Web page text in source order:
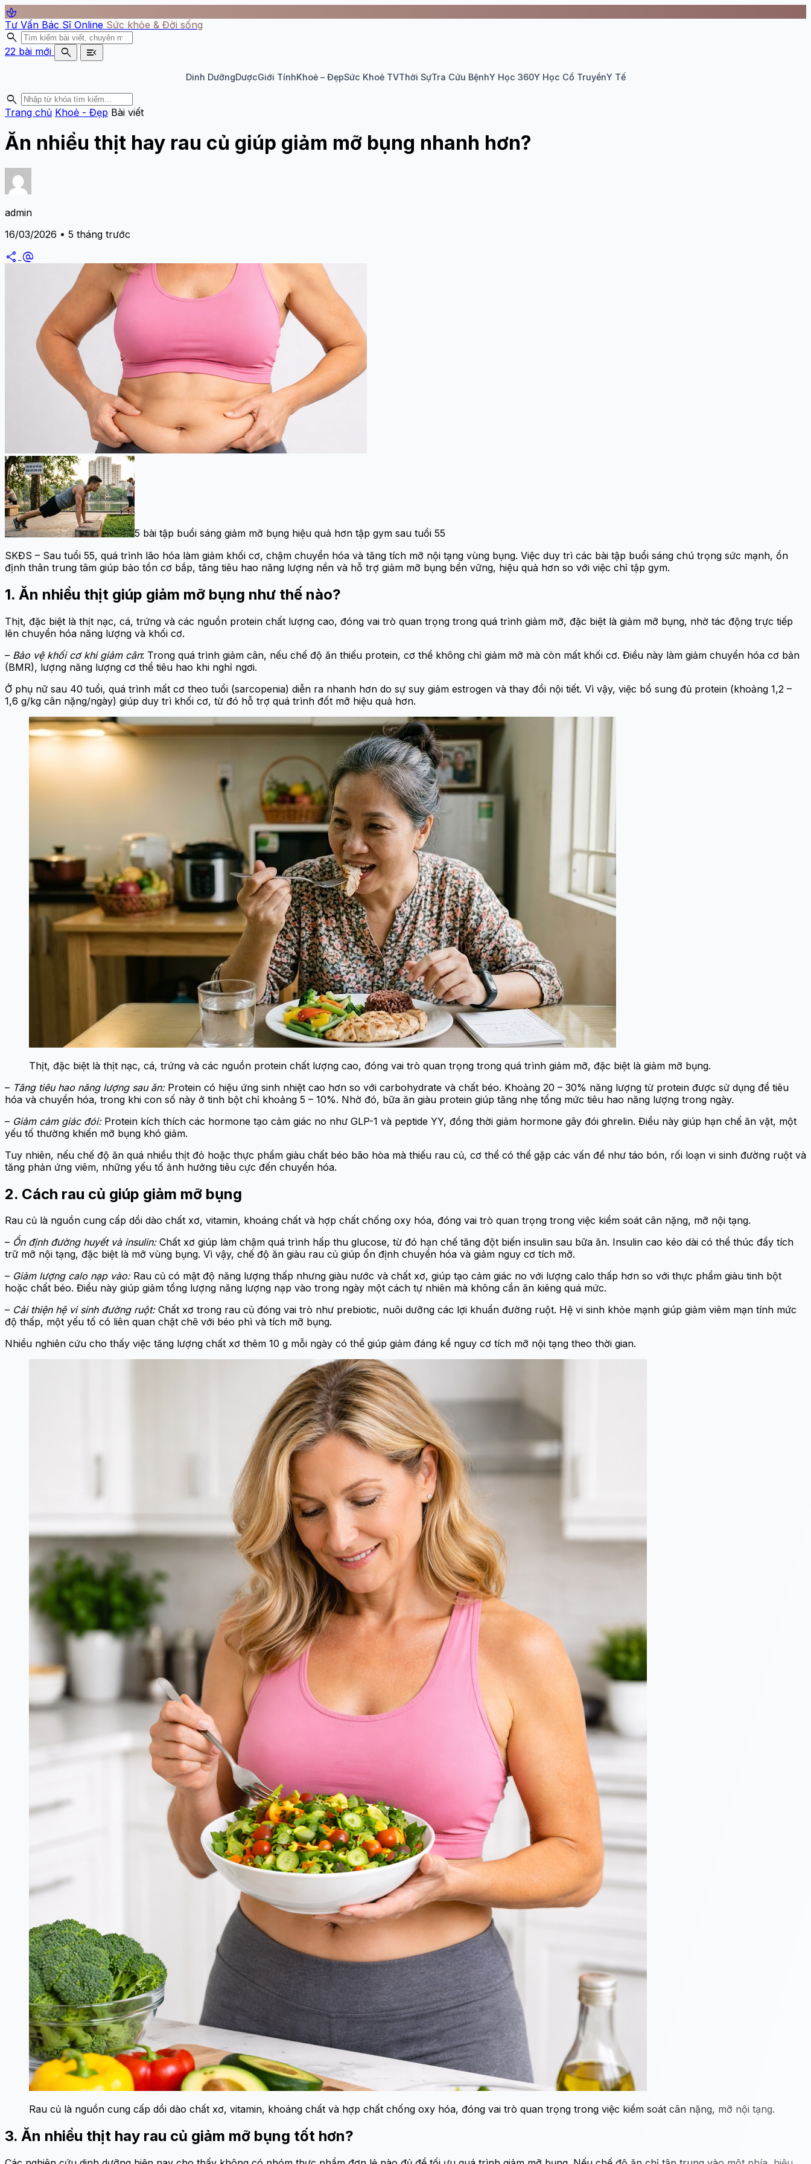
spa
Tư Vấn Bác Sĩ Online Sức khỏe & Đời sống
search
22 bài mới search menu_open
Dinh DưỡngDượcGiới TínhKhoẻ – ĐẹpSức Khoẻ TVThời SựTra Cứu BệnhY Học 360Y Học Cổ TruyềnY Tế
search
Trang chủ Khoẻ - Đẹp Bài viết
Ăn nhiều thịt hay rau củ giúp giảm mỡ bụng nhanh hơn?
admin
16/03/2026 • 5 tháng trước
share alternate_email
5 bài tập buổi sáng giảm mỡ bụng hiệu quả hơn tập gym sau tuổi 55
SKĐS – Sau tuổi 55, quá trình lão hóa làm giảm khối cơ, chậm chuyển hóa và tăng tích mỡ nội tạng vùng bụng. Việc duy trì các bài tập buổi sáng chú trọng sức mạnh, ổn
định thân trung tâm giúp bảo tồn cơ bắp, tăng tiêu hao năng lượng nền và hỗ trợ giảm mỡ bụng bền vững, hiệu quả hơn so với việc chỉ tập gym.
1. Ăn nhiều thịt giúp giảm mỡ bụng như thế nào?
Thịt, đặc biệt là thịt nạc, cá, trứng và các nguồn protein chất lượng cao, đóng vai trò quan trọng trong quá trình giảm mỡ, đặc biệt là giảm mỡ bụng, nhờ tác động trực tiếp
lên chuyển hóa năng lượng và khối cơ.
– Bảo vệ khối cơ khi giảm cân: Trong quá trình giảm cân, nếu chế độ ăn thiếu protein, cơ thể không chỉ giảm mỡ mà còn mất khối cơ. Điều này làm giảm chuyển hóa cơ bản
(BMR), lượng năng lượng cơ thể tiêu hao khi nghỉ ngơi.
Ở phụ nữ sau 40 tuổi, quá trình mất cơ theo tuổi (sarcopenia) diễn ra nhanh hơn do sự suy giảm estrogen và thay đổi nội tiết. Vì vậy, việc bổ sung đủ protein (khoảng 1,2 –
1,6 g/kg cân nặng/ngày) giúp duy trì khối cơ, từ đó hỗ trợ quá trình đốt mỡ hiệu quả hơn.
Thịt, đặc biệt là thịt nạc, cá, trứng và các nguồn protein chất lượng cao, đóng vai trò quan trọng trong quá trình giảm mỡ, đặc biệt là giảm mỡ bụng.
– Tăng tiêu hao năng lượng sau ăn:Protein có hiệu ứng sinh nhiệt cao hơn so với carbohydrate và chất béo. Khoảng 20 – 30% năng lượng từ protein được sử dụng để tiêu
hóa và chuyển hóa, trong khi con số này ở tinh bột chỉ khoảng 5 – 10%. Nhờ đó, bữa ăn giàu protein giúp tăng nhẹ tổng mức tiêu hao năng lượng trong ngày.
– Giảm cảm giác đói: Protein kích thích các hormone tạo cảm giác no như GLP-1 và peptide YY, đồng thời giảm hormone gây đói ghrelin. Điều này giúp hạn chế ăn vặt, một
yếu tố thường khiến mỡ bụng khó giảm.
Tuy nhiên, nếu chế độ ăn quá nhiều thịt đỏ hoặc thực phẩm giàu chất béo bão hòa mà thiếu rau củ, cơ thể có thể gặp các vấn đề như táo bón, rối loạn vi sinh đường ruột và
tăng phản ứng viêm, những yếu tố ảnh hưởng tiêu cực đến chuyển hóa.
2. Cách rau củ giúp giảm mỡ bụng
Rau củ là nguồn cung cấp dồi dào chất xơ, vitamin, khoáng chất và hợp chất chống oxy hóa, đóng vai trò quan trọng trong việc kiểm soát cân nặng, mỡ nội tạng.
– Ổn định đường huyết và insulin: Chất xơ giúp làm chậm quá trình hấp thu glucose, từ đó hạn chế tăng đột biến insulin sau bữa ăn. Insulin cao kéo dài có thể thúc đẩy tích
trữ mỡ nội tạng, đặc biệt là mỡ vùng bụng. Vì vậy, chế độ ăn giàu rau củ giúp ổn định chuyển hóa và giảm nguy cơ tích mỡ.
– Giảm lượng calo nạp vào:Rau củ có mật độ năng lượng thấp nhưng giàu nước và chất xơ, giúp tạo cảm giác no với lượng calo thấp hơn so với thực phẩm giàu tinh bột
hoặc chất béo. Điều này giúp giảm tổng lượng năng lượng nạp vào trong ngày một cách tự nhiên mà không cần ăn kiêng quá mức.
– Cải thiện hệ vi sinh đường ruột:Chất xơ trong rau củ đóng vai trò như prebiotic, nuôi dưỡng các lợi khuẩn đường ruột. Hệ vi sinh khỏe mạnh giúp giảm viêm mạn tính mức
độ thấp, một yếu tố có liên quan chặt chẽ với béo phì và tích mỡ bụng.
Nhiều nghiên cứu cho thấy việc tăng lượng chất xơ thêm 10 g mỗi ngày có thể giúp giảm đáng kể nguy cơ tích mỡ nội tạng theo thời gian.
Rau củ là nguồn cung cấp dồi dào chất xơ, vitamin, khoáng chất và hợp chất chống oxy hóa, đóng vai trò quan trọng trong việc kiểm soát cân nặng, mỡ nội tạng.
3. Ăn nhiều thịt hay rau củ giảm mỡ bụng tốt hơn?